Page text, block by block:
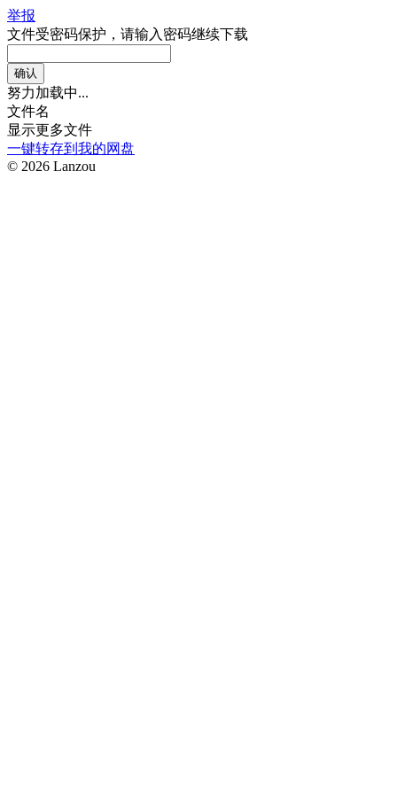
举报
文件受密码保护，请输入密码继续下载
努力加载中...
文件名
显示更多文件
一键转存到我的网盘
© 2026 Lanzou